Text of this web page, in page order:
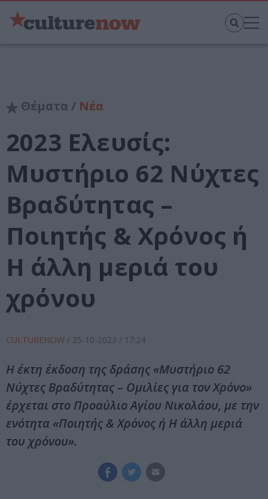
Θέματα / Νέα
2023 Ελευσίς:
Μυστήριο 62 Νύχτες
Βραδύτητας –
Ποιητής & Χρόνος ή
Η άλλη μεριά του
χρόνου
CULTURENOW / 25-10-2023 / 17:24
Η έκτη έκδοση της δράσης «Μυστήριο 62
Νύχτες Βραδύτητας – Ομιλίες για τον Χρόνο»
έρχεται στο Προαύλιο Αγίου Νικολάου, με την
ενότητα «Ποιητής & Χρόνος ή Η άλλη μεριά
του χρόνου».